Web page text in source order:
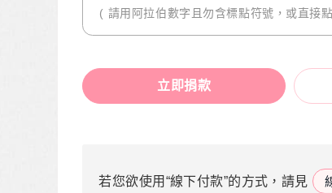
( 請用阿拉伯數字且勿含標點符號，或直接
立即捐款
若您欲使用“線下付款”的方式，請見